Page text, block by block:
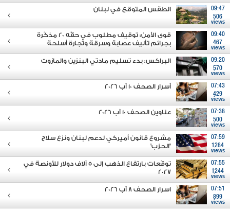
09:47
506
views
الطقس المتوقع في لبنان
09:40
467
views
قوى الأمن: توقيف مطلوب في حقّه 20 مذكّرة
بجرائم تأليف عصابة وسرقة وتجارة أسلحة
09:20
570
views
البراكس: بدء تسليم مادتي البنزين والمازوت
07:43
429
views
أسرار الصحف 10 آب 2026
07:38
500
views
عناوين الصحف 10 آب 2026
07:59
1284
views
مشروع قانون أميركي لدعم لبنان ونزع سلاح
"الحزب"
07:55
1244
views
توقّعات بارتفاع الذهب إلى 5 آلاف دولار للأونصة في
2027
07:51
899
views
اسرار الصحف 8 آب 2026